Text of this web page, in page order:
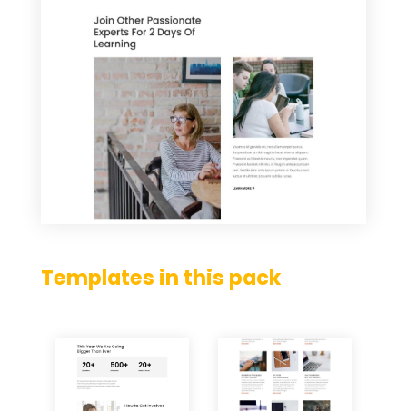
Templates in this pack